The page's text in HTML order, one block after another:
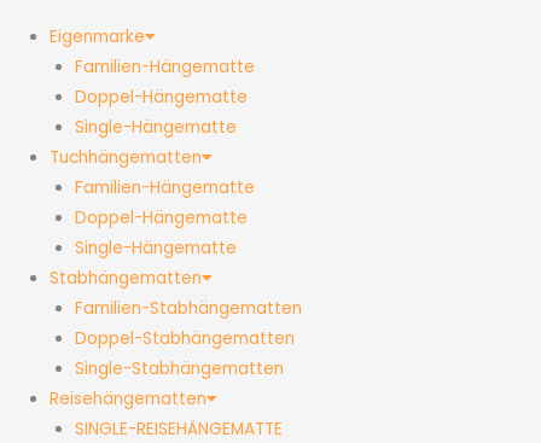
Eigenmarke
Familien-Hängematte
Doppel-Hängematte
Single-Hängematte
Tuchhängematten
Familien-Hängematte
Doppel-Hängematte
Single-Hängematte
Stabhängematten
Familien-Stabhängematten
Doppel-Stabhängematten
Single-Stabhängematten
Reisehängematten
SINGLE-REISEHÄNGEMATTE